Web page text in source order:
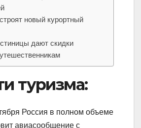
новый курортный
дают скидки
туризма:
Россия в полном объеме
авиасообщение с